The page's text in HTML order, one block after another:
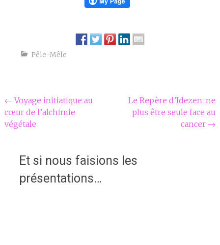
Pêle-Mêle
Navigation
Article
← Voyage initiatique au
cœur de l’alchimie
végétale
Le Repère d’Idezen: ne
plus être seule face au
cancer →
Et si nous faisions les
présentations…